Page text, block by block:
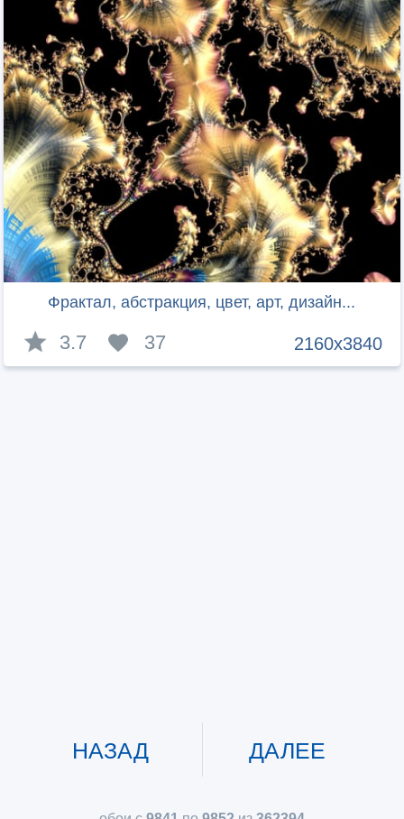
Фрактал, абстракция, цвет, арт, дизайн...
2160x3840
3.7 37
НАЗАД ДАЛЕЕ